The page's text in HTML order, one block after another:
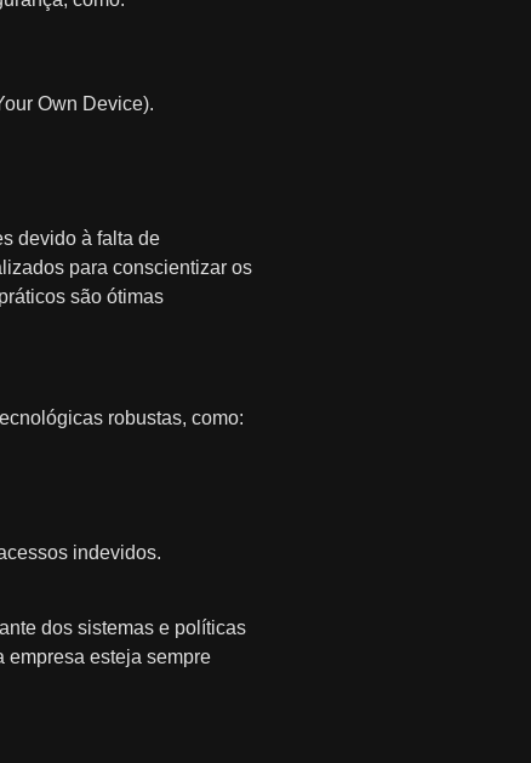
Own Device).
devido à falta de
para conscientizar os
são ótimas
robustas, como:
indevidos.
dos sistemas e políticas
empresa esteja sempre